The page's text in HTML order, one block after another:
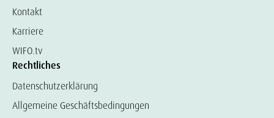
Kontakt
Karriere
WIFO.tv
Rechtliches
Datenschutzerklärung
Allgemeine Geschäftsbedingungen